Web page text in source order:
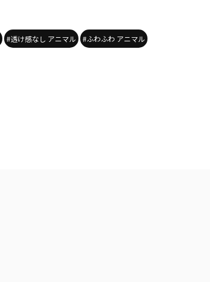
#透け感なし アニマル #ふわふわ アニマル